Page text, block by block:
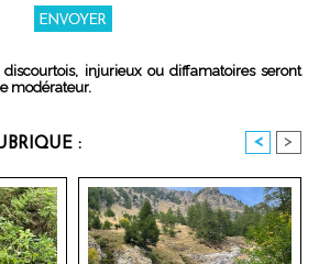
injurieux ou diffamatoires seront
modérateur.
: < >